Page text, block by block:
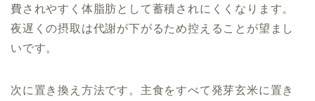
費されやすく体脂肪として蓄積されにくくなります。
夜遅くの摂取は代謝が下がるため控えることが望まし
いです。
次に置き換え方法です。主食をすべて発芽玄米に置き